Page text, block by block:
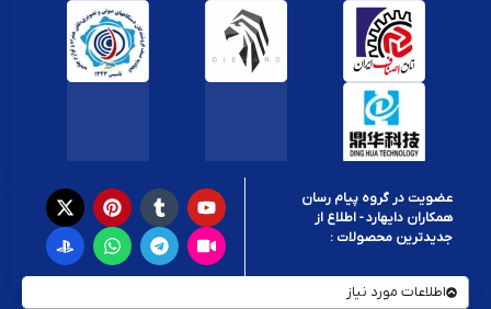
عضویت در گروه پیام رسان
همکاران دایهارد - اطلاع از
جدیدترین محصولات :
اطلاعات مورد نیاز